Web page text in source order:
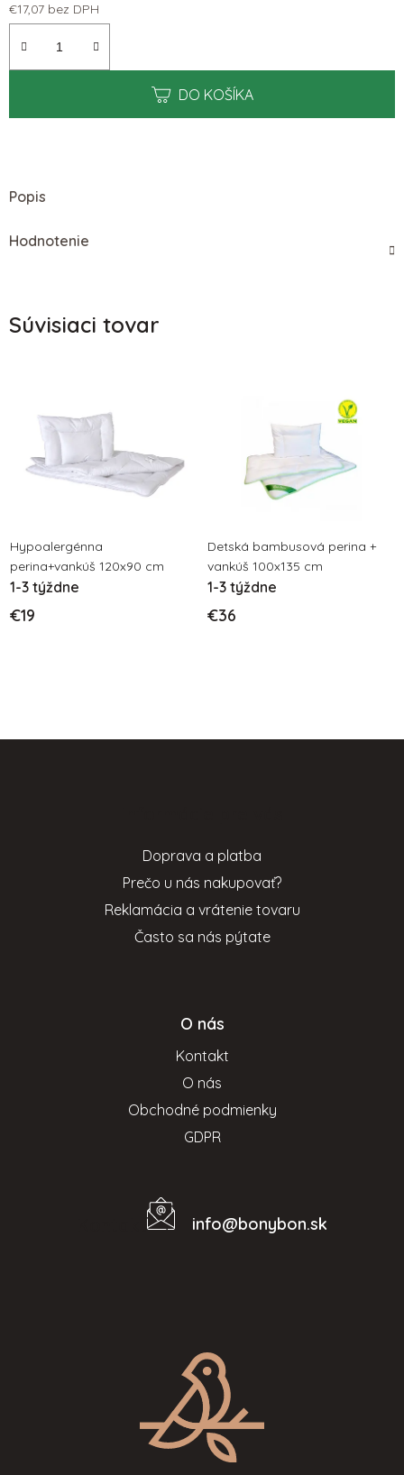
€17,07 bez DPH
DO KOŠÍKA
Popis
Hodnotenie
Súvisiaci tovar
Hypoalergénna
perina+vankúš 120x90 cm
1-3 týždne
€19
Detská bambusová perina +
vankúš 100x135 cm
1-3 týždne
€36
Doprava a platba
Prečo u nás nakupovať?
Reklamácia a vrátenie tovaru
Často sa nás pýtate
O nás
Kontakt
O nás
Obchodné podmienky
GDPR
info@bonybon.sk